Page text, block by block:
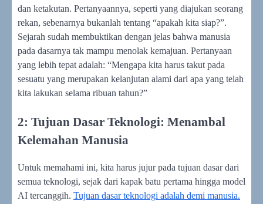
dan ketakutan. Pertanyaannya, seperti yang diajukan seorang
rekan, sebenarnya bukanlah tentang “apakah kita siap?”.
Sejarah sudah membuktikan dengan jelas bahwa manusia
pada dasarnya tak mampu menolak kemajuan. Pertanyaan
yang lebih tepat adalah: “Mengapa kita harus takut pada
sesuatu yang merupakan kelanjutan alami dari apa yang telah
kita lakukan selama ribuan tahun?”
2: Tujuan Dasar Teknologi: Menambal
Kelemahan Manusia
Untuk memahami ini, kita harus jujur pada tujuan dasar dari
semua teknologi, sejak dari kapak batu pertama hingga model
AI tercanggih. Tujuan dasar teknologi adalah demi manusia.